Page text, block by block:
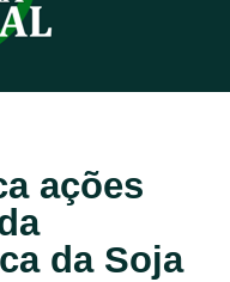
ações
da Soja